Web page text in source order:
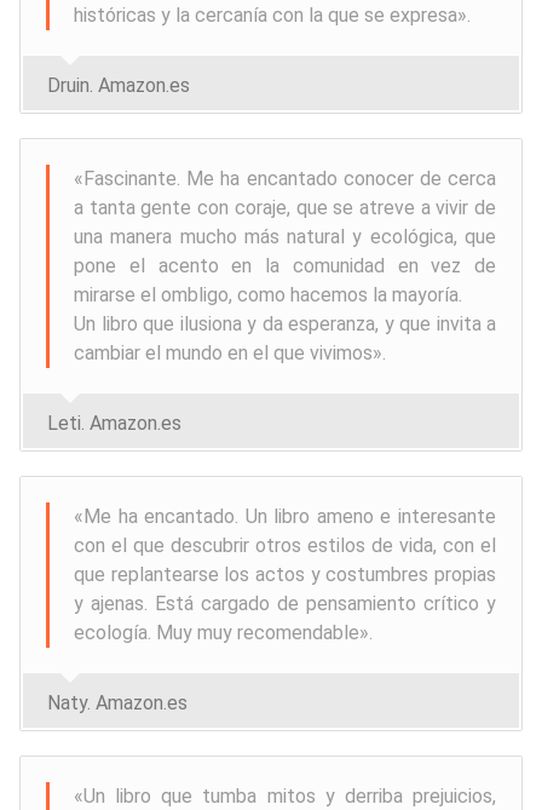
históricas y la cercanía con la que se expresa».
Druin. Amazon.es
« Fascinante. Me ha encantado conocer de cerca
a tanta gente con coraje, que se atreve a vivir de
una manera mucho más natural y ecológica, que
pone el acento en la comunidad en vez de
mirarse el ombligo, como hacemos la mayoría.
Un libro que ilusiona y da esperanza, y que invita a
cambiar el mundo en el que vivimos».
Leti. Amazon.es
« Me ha encantado. Un libro ameno e interesante
con el que descubrir otros estilos de vida, con el
que replantearse los actos y costumbres propias
y ajenas. Está cargado de pensamiento crítico y
ecología. Muy muy recomendable».
Naty. Amazon.es
«Un libro que tumba mitos y derriba prejuicios,